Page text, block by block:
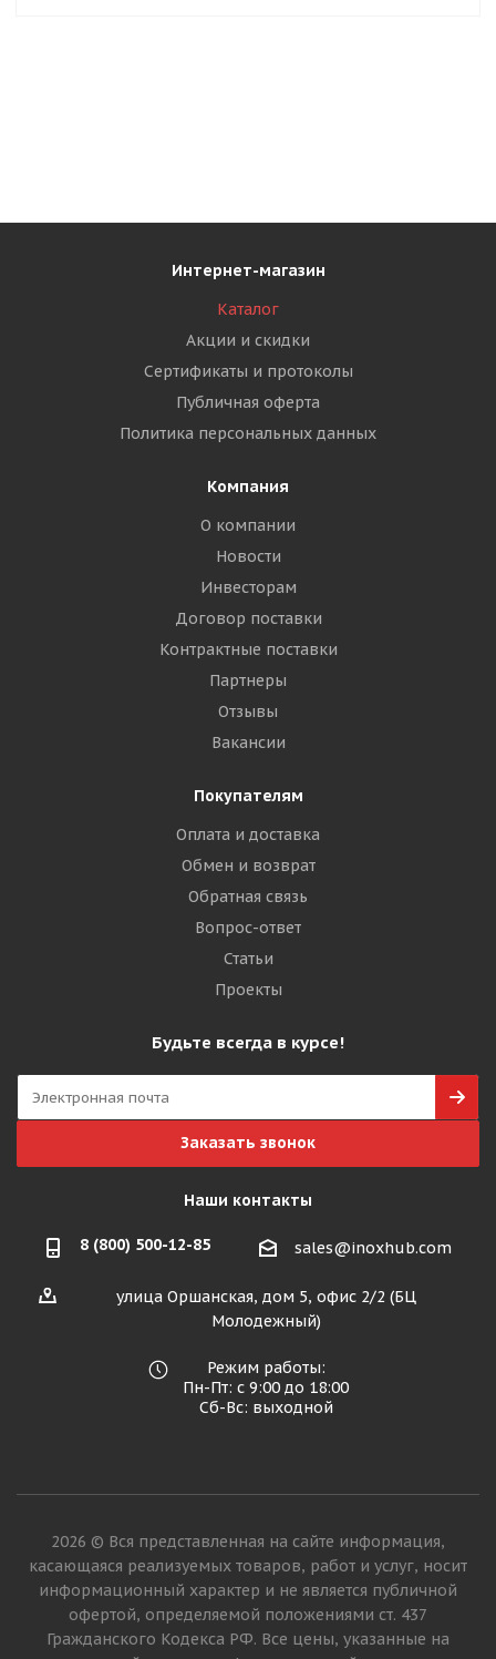
Интернет-магазин
Каталог
Акции и скидки
Сертификаты и протоколы
Публичная оферта
Политика персональных данных
Компания
О компании
Новости
Инвесторам
Договор поставки
Контрактные поставки
Партнеры
Отзывы
Вакансии
Покупателям
Оплата и доставка
Обмен и возврат
Обратная связь
Вопрос-ответ
Статьи
Проекты
Будьте всегда в курсе!
Заказать звонок
Наши контакты
8 (800) 500-12-85 sales@inoxhub.com
улица Оршанская, дом 5, офис 2/2 (БЦ
Молодежный)
Режим работы:
Пн-Пт: с 9:00 до 18:00
Сб-Вс: выходной
2026 © Вся представленная на сайте информация,
касающаяся реализуемых товаров, работ и услуг, носит
информационный характер и не является публичной
офертой, определяемой положениями ст. 437
Гражданского Кодекса РФ. Все цены, указанные на